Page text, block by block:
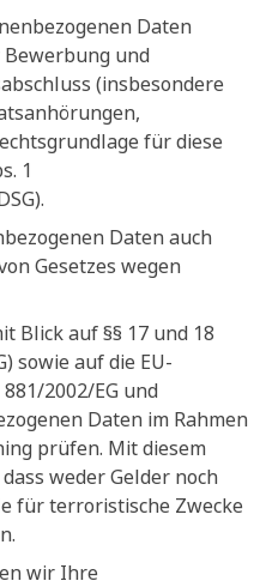
Daten
und
(insbesondere
für diese
1
Daten auch
Gesetzes wegen
Blick auf §§ 17 und 18
sowie auf die EU-
2002/EG und
Daten im Rahmen
prüfen. Mit diesem
weder Gelder noch
für terroristische Zwecke
wir Ihre